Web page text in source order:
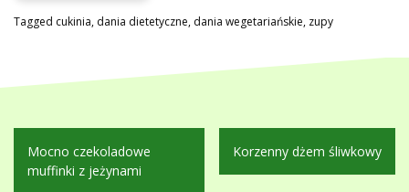
Tagged cukinia, dania dietetyczne, dania wegetariańskie, zupy
Nawigacja
wpisu
Mocno czekoladowe
muffinki z jeżynami
Korzenny dżem śliwkowy